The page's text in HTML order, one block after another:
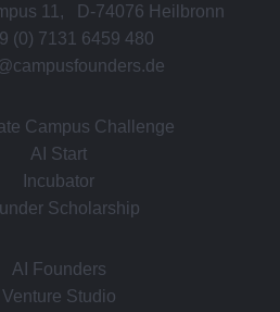
11, D-74076 Heilbronn
(0) 7131 6459 480
Campus Challenge
AI Start
Incubator
Scholarship
AI Founders
Venture Studio